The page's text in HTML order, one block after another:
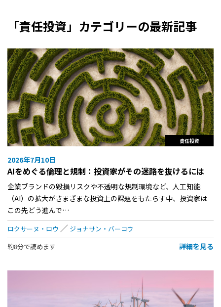
「責任投資」カテゴリーの最新記事
責任投資
2026年7月10日
AIをめぐる倫理と規制：投資家がその迷路を抜けるには
企業ブランドの毀損リスクや不透明な規制環境など、人工知能
（AI）の拡大がさまざまな投資上の課題をもたらす中、投資家は
この先どう進んで…
ロクサーヌ・ロウ
ジョナサン・バーコウ
約8分で読めます
詳細を見る